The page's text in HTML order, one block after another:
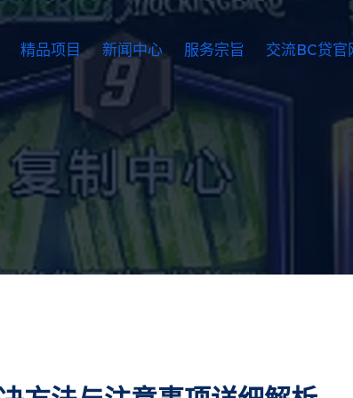
精品项目 新闻中心 服务宗旨 交流BC贷官